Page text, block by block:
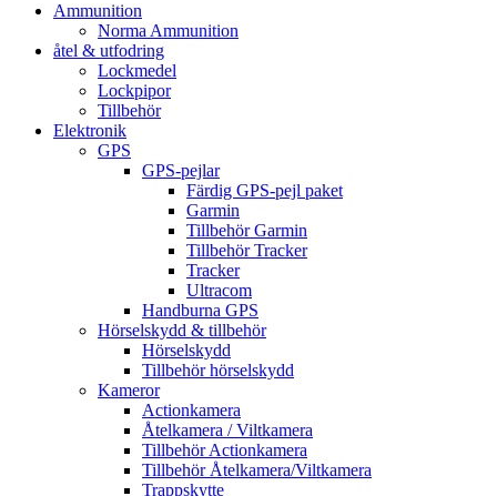
Ammunition
Norma Ammunition
åtel & utfodring
Lockmedel
Lockpipor
Tillbehör
Elektronik
GPS
GPS-pejlar
Färdig GPS-pejl paket
Garmin
Tillbehör Garmin
Tillbehör Tracker
Tracker
Ultracom
Handburna GPS
Hörselskydd & tillbehör
Hörselskydd
Tillbehör hörselskydd
Kameror
Actionkamera
Åtelkamera / Viltkamera
Tillbehör Actionkamera
Tillbehör Åtelkamera/Viltkamera
Trappskytte